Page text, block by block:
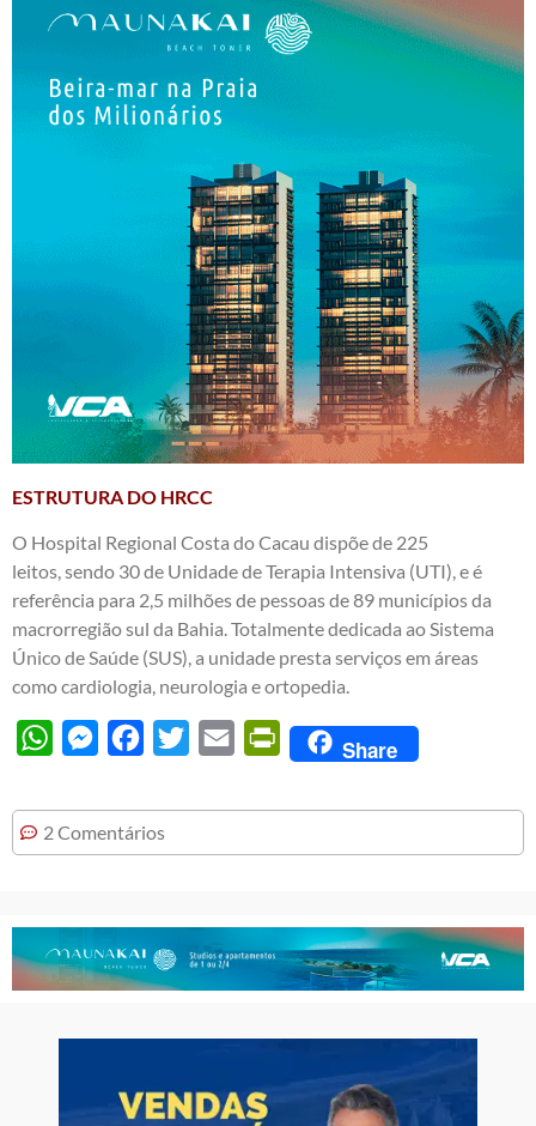
ESTRUTURA DO HRCC
O Hospital Regional Costa do Cacau dispõe de 225
leitos, sendo 30 de Unidade de Terapia Intensiva (UTI), e é
referência para 2,5 milhões de pessoas de 89 municípios da
macrorregião sul da Bahia. Totalmente dedicada ao Sistema
Único de Saúde (SUS), a unidade presta serviços em áreas
como cardiologia, neurologia e ortopedia.
WhatsAppMessengerFacebook
Twitter Email PrintFriendly
Share
2 Comentários